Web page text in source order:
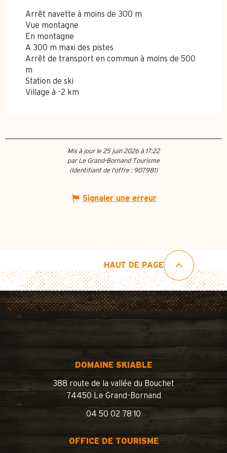
Arrêt navette à moins de 300 m
Vue montagne
En montagne
A 300 m maxi des pistes
Arrêt de transport en commun à moins de 500
m
Station de ski
Village à -2 km
Mis à jour le 25 juin 2026 à 17:22
par Le Grand-Bornand Tourisme
(Identifiant de l'offre : 907981)
Signaler une erreur
HAUT DE PAGE
DOMAINE SKIABLE
388 route de la vallée du Bouchet
74450 Le Grand-Bornand
04 50 02 78 10
OFFICE DE TOURISME